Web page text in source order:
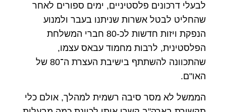
לבעלי דרכונים פלסטיניים, ימים ספורים לאחר
שהחליט לבטל אשרות שניתנו בעבר ולמנוע
הנפקת ויזות חדשות לכ-80 חברי המשלחת
הפלסטינית, לרבות מחמוד עבאס עצמו,
שהתכוונה להשתתף בישיבת העצרת ה־80 של
האו"ם.
הממשל לא מסר סיבה רשמית למהלך, אולם כלי